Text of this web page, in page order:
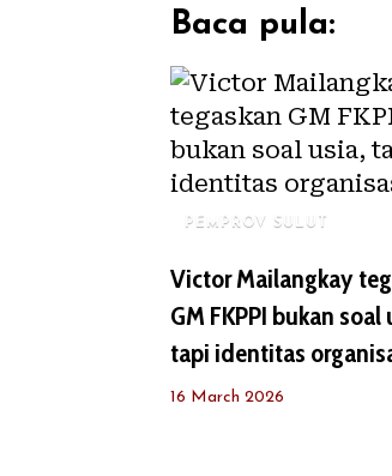
Baca pula:
PEMPROV SULUT
Victor Mailangkay
GM FKPPI bukan soal
tapi identitas
16 March 2026